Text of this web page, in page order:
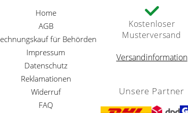
Home
AGB
für Behörden
Impressum
Datenschutz
Reklamationen
Widerruf
FAQ
Kostenloser
Musterversand
Versandinformation
Unsere Partner